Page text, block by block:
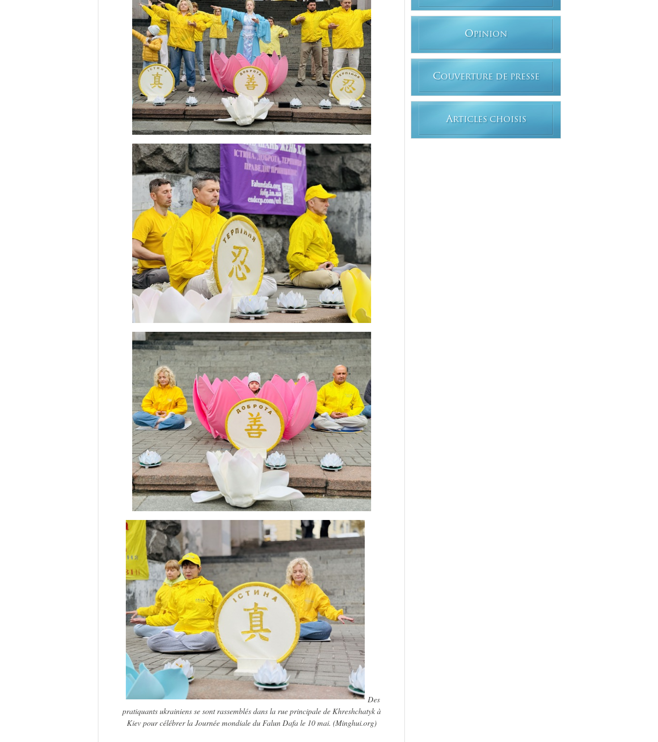
Des
pratiquants ukrainiens se sont rassemblés dans la rue principale de Khreshchatyk à
Kiev pour célébrer la Journée mondiale du Falun Dafa le 10 mai. (Minghui.org)
OPINION
COUVERTURE DE PRESSE
ARTICLES CHOISIS